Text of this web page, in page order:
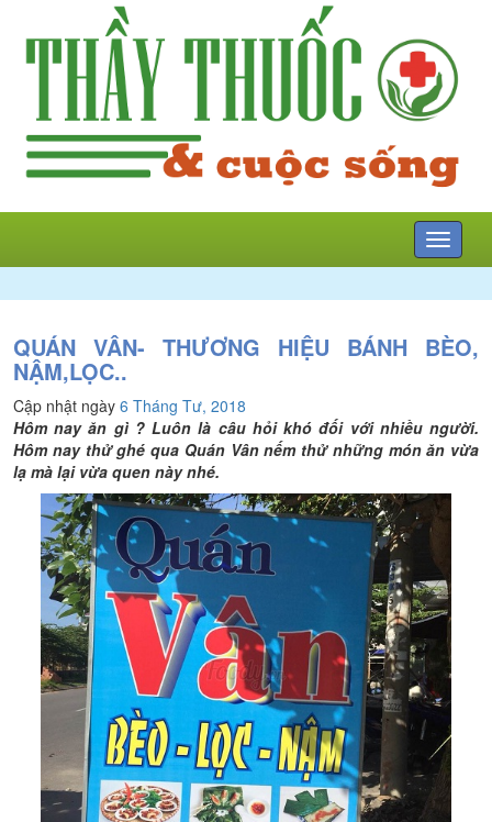
Mở
menu
QUÁN VÂN- THƯƠNG HIỆU BÁNH BÈO,
NẬM,LỌC..
Cập nhật ngày 6 Tháng Tư, 2018
Hôm nay ăn gì ? Luôn là câu hỏi khó đối với nhiều người.
Hôm nay thử ghé qua Quán Vân nếm thử những món ăn vừa
lạ mà lại vừa quen này nhé.